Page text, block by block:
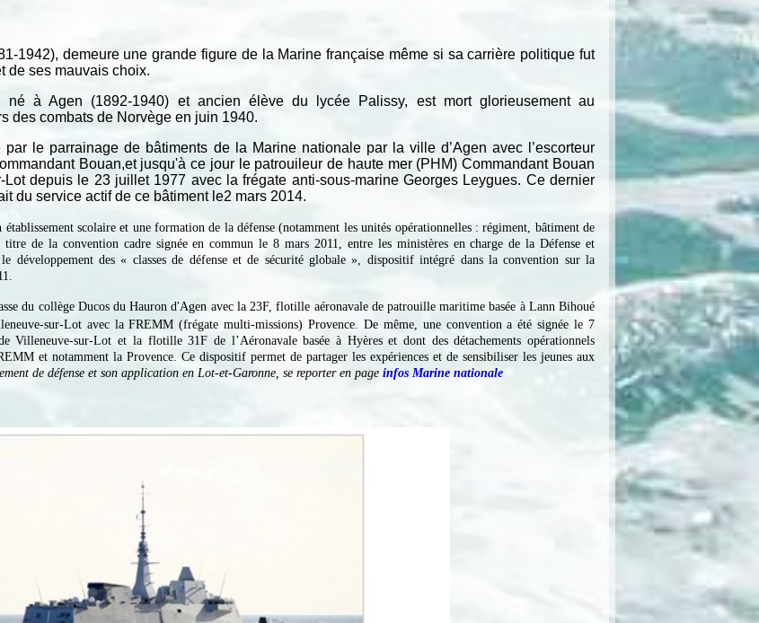
1942), demeure une grande figure de la Marine française même si sa carrière politique fut
de ses mauvais choix.
né à Agen (1892-1940) et ancien élève du lycée Palissy, est mort glorieusement au
des combats de Norvège en juin 1940.
par le parrainage de bâtiments de la Marine nationale par la ville d’Agen avec l’escorteur
Bouan,et jusqu'à ce jour le patrouileur de haute mer (PHM) Commandant Bouan
depuis le 23 juillet 1977 avec la frégate anti-sous-marine Georges Leygues. Ce dernier
du service actif de ce bâtiment le2 mars 2014.
scolaire et une formation de la défense (notamment les unités opérationnelles : régiment, bâtiment de
de la convention cadre signée en commun le 8 mars 2011, entre les ministères en charge de la Défense et
développement des « classes de défense et de sécurité globale », dispositif intégré dans la convention sur la
du collège Ducos du Hauron d'Agen avec la 23F, flotille aéronavale de patrouille maritime basée à Lann Bihoué
sur-Lot avec la FREMM (frégate multi-missions) Provence. De même, une convention a été signée le 7
Villeneuve-sur-Lot et la flotille 31F de l’Aéronavale basée à Hyères et dont des détachements opérationnels
et notamment la Provence. Ce dispositif permet de partager les expériences et de sensibiliser les jeunes aux
de défense et son application en Lot-et-Garonne, se reporter en page infos Marine nationale